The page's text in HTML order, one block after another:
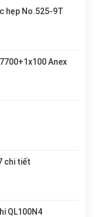
hẹp No.525-9T
Anex
chi tiết
QL100N4